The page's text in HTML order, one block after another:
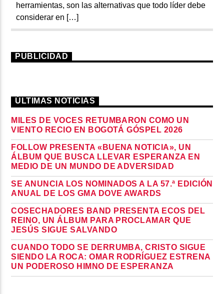
herramientas, son las alternativas que todo líder debe
considerar en […]
PUBLICIDAD
ÚLTIMAS NOTICIAS
MILES DE VOCES RETUMBARON COMO UN
VIENTO RECIO EN BOGOTÁ GÓSPEL 2026
FOLLOW PRESENTA «BUENA NOTICIA», UN
ÁLBUM QUE BUSCA LLEVAR ESPERANZA EN
MEDIO DE UN MUNDO DE ADVERSIDAD
SE ANUNCIA LOS NOMINADOS A LA 57.ª EDICIÓN
ANUAL DE LOS GMA DOVE AWARDS
COSECHADORES BAND PRESENTA ECOS DEL
REINO, UN ÁLBUM PARA PROCLAMAR QUE
JESÚS SIGUE SALVANDO
CUANDO TODO SE DERRUMBA, CRISTO SIGUE
SIENDO LA ROCA: OMAR RODRÍGUEZ ESTRENA
UN PODEROSO HIMNO DE ESPERANZA